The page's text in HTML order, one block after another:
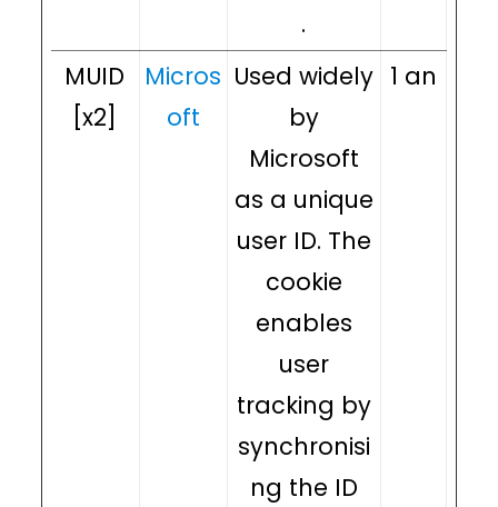
.
MUID
[x2]
Micros
oft
Used widely
by
Microsoft
as a unique
user ID. The
cookie
enables
user
tracking by
synchronisi
ng the ID
1 an